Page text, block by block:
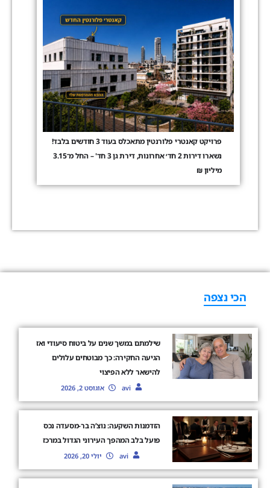
פרויקט קאנטרי פלורנטין מתאכלס בעוד 3 חודשים בלבד!
נשארו דירות 2 חד׳ אחרונות, דירת גן 3 חד' – החל מ־3.15
מיליון ₪
הכי נצפה
שילמתם במשך שנים על ביטוח סיעודי ואז
הגיעה החקירה: כך מבוטחים עלולים
להישאר ללא הפיצוי
avi אוגוסט 2, 2026
הזדמנות השקעה: נוצ’ה בר-מסעדה נכס
פועל בלב המהפך העירוני הגדול במרכז
avi יולי 20, 2026